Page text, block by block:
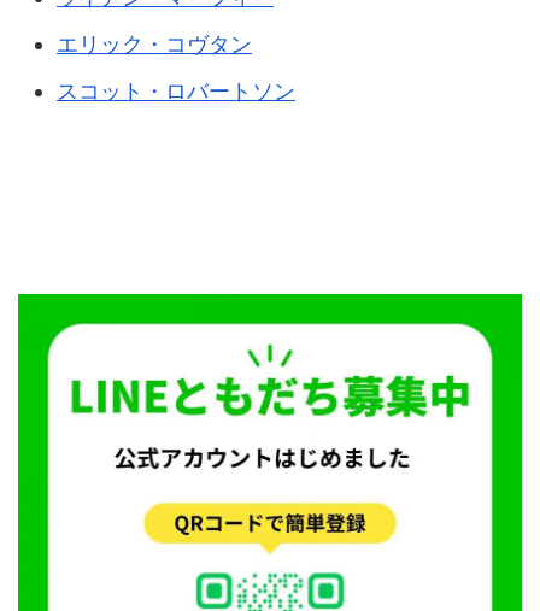
エリック・コヴタン
スコット・ロバートソン